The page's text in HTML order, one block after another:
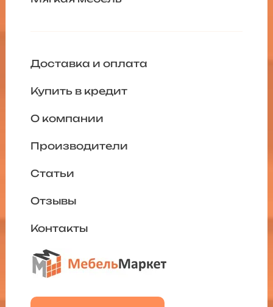
Доставка и оплата
Купить в кредит
О компании
Производители
Статьи
Отзывы
Контакты